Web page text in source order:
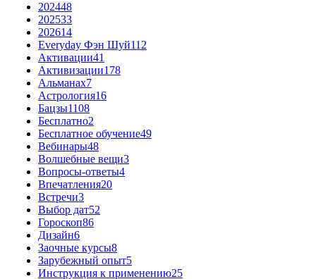
202448
202533
202614
Everyday Фэн Шуй112
Активации41
Активизации178
Альманах7
Астрология16
Бацзы1108
Бесплатно2
Бесплатное обучение49
Вебинары48
Волшебные вещи3
Вопросы-ответы4
Впечатления20
Встречи3
Выбор дат52
Гороскоп86
Дизайн6
Заочные курсы8
Зарубежный опыт5
Инструкция к применению25